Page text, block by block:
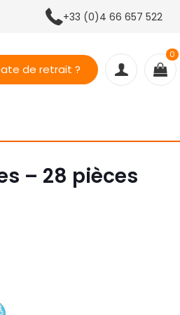
+33 (0)4 66 657 522
de retrait ?
0
– 28 pièces